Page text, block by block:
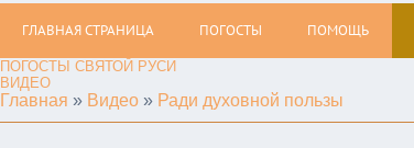
ГЛАВНАЯ СТРАНИЦА ПОГОСТЫ ПОМОЩЬ
ПОГОСТЫ СВЯТОЙ РУСИ
ВИДЕО
Главная » Видео » Ради духовной пользы